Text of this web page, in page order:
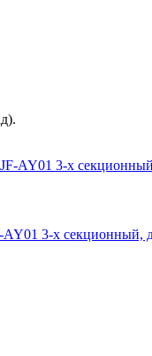
3-х секционный,